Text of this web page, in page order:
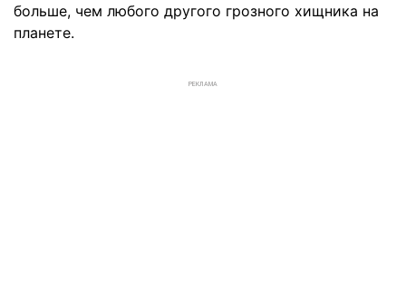
больше, чем любого другого грозного хищника на
планете.
РЕКЛАМА